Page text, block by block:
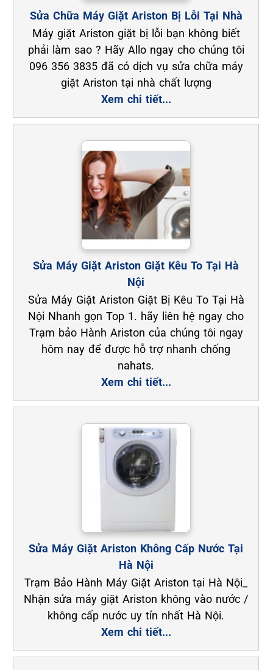
Sửa Chữa Máy Giặt Ariston Bị Lỗi Tại Nhà
Máy giặt Ariston giặt bị lỗi bạn không biết
phải làm sao ? Hãy Allo ngay cho chúng tôi
096 356 3835 đã có dịch vụ sửa chữa máy
giặt Ariston tại nhà chất lượng
Xem chi tiết...
Sửa Máy Giặt Ariston Giặt Kêu To Tại Hà
Nội
Sửa Máy Giặt Ariston Giặt Bị Kêu To Tại Hà
Nội Nhanh gọn Top 1. hãy liên hệ ngay cho
Trạm bảo Hành Ariston của chúng tôi ngay
hôm nay để được hỗ trợ nhanh chống
nahats.
Xem chi tiết...
Sửa Máy Giặt Ariston Không Cấp Nước Tại
Hà Nội
Trạm Bảo Hành Máy Giặt Ariston tại Hà Nội_
Nhận sửa máy giặt Ariston không vào nước /
không cấp nước uy tín nhất Hà Nội.
Xem chi tiết...